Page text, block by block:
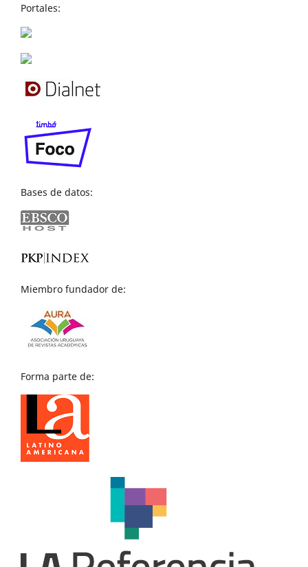
Portales:
Bases de datos:
Miembro fundador de:
Forma parte de: